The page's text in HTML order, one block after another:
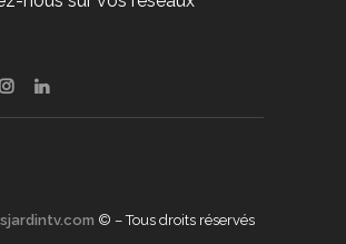
© – Tous droits réservés